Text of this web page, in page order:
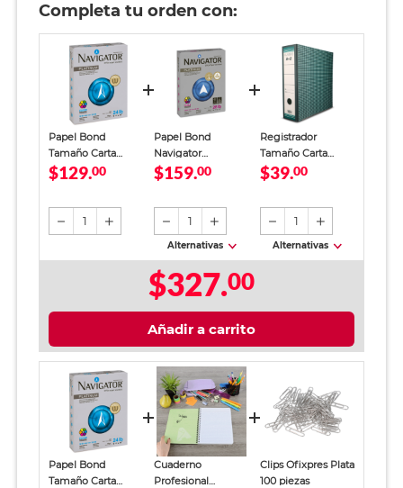
Completa tu orden con:
Papel Bond
Tamaño Carta
Navigator
$129.00
1
Papel Bond
Navigator
Platinum Blanco
$159.00
1
Alternativas
Registrador
Tamaño Carta
Office Depot
$39.00
1
Alternativas
$327.00
Añadir a carrito
Papel Bond
Tamaño Carta
Cuaderno
Profesional
Clips Ofixpres Plata
100 piezas